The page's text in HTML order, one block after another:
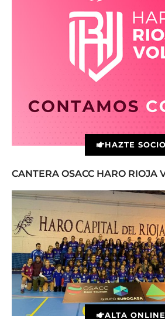
HAZTE SOCIO
CANTERA OSACC HARO RIOJA
ALTA ONLINE